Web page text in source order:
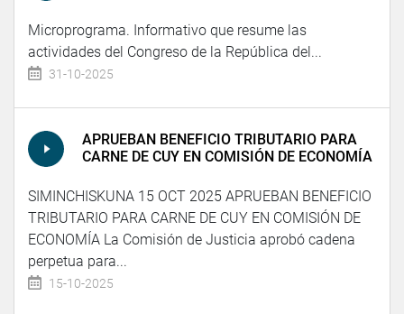
Microprograma. Informativo que resume las
actividades del Congreso de la República del...
31-10-2025
APRUEBAN BENEFICIO TRIBUTARIO PARA
CARNE DE CUY EN COMISIÓN DE ECONOMÍA
SIMINCHISKUNA 15 OCT 2025 APRUEBAN BENEFICIO
TRIBUTARIO PARA CARNE DE CUY EN COMISIÓN DE
ECONOMÍA La Comisión de Justicia aprobó cadena
perpetua para...
15-10-2025